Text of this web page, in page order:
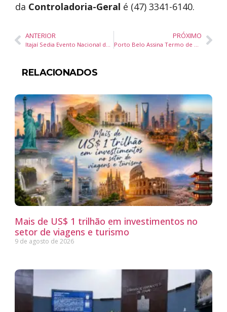
da Controladoria-Geral é (47) 3341-6140.
ANTERIOR
Itajaí Sedia Evento Nacional de Natação em Águas Abertas com Atletas de Todo o Brasil
PRÓXIMO
Porto Belo Assina Termo de Adesão para Atletas Contemplados no Bolsa Atleta 2025
RELACIONADOS
Mais de US$ 1 trilhão em investimentos no
setor de viagens e turismo
9 de agosto de 2026